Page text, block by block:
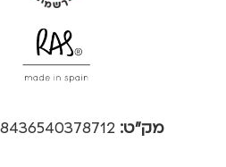
מק"ט: 8436540378712